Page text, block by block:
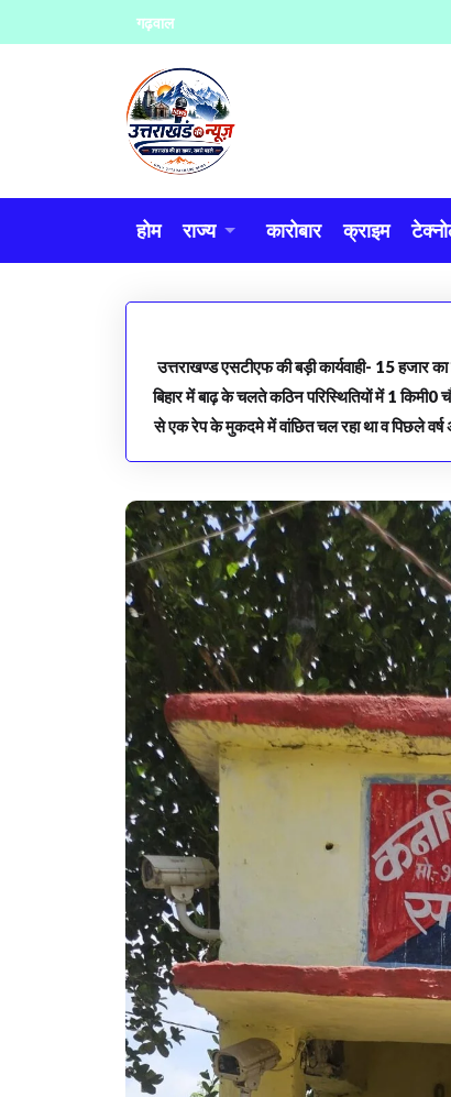
to
गढ़वाल
होम राज्य कारोबार क्राइम
उत्तराखण्ड एसटीएफ की बड़ी कार्यवाही- 15 हजार
बिहार में बाढ़ के चलते कठिन परिस्थितियों में 1 किमी0
से एक रेप के मुकदमे में वांछित चल रहा था व पिछले वर्ष